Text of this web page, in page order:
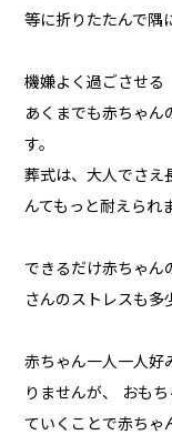
等に折りたたんで隅
機嫌よく過ごさせる
あくまでも赤ちゃん
す。
葬式は、大人でさえ
んてもっと耐えられ
できるだけ赤ちゃん
さんのストレスも多
赤ちゃん一人一人好
りませんが、 おも
ていくことで赤ちゃ